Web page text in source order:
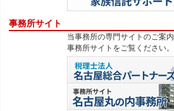
事務所サイト
当事務所の専門サイトのご案内
事務所サイトをご覧ください。